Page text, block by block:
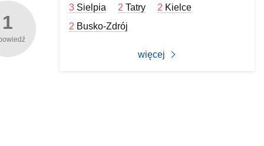
1
3 Sielpia 2Tatry 2 Kielce
2 Busko-Zdrój
więcej